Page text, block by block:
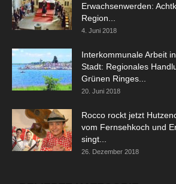
Erwachsenwerden:
Region...
4. Juni 2018
Interkommunale Arbeit
Stadt: Regionales
Grünen Ringes...
20. Juni 2018
Rocco rockt jetzt
vom Fernsehkoch und
singt...
26. Dezember 2018